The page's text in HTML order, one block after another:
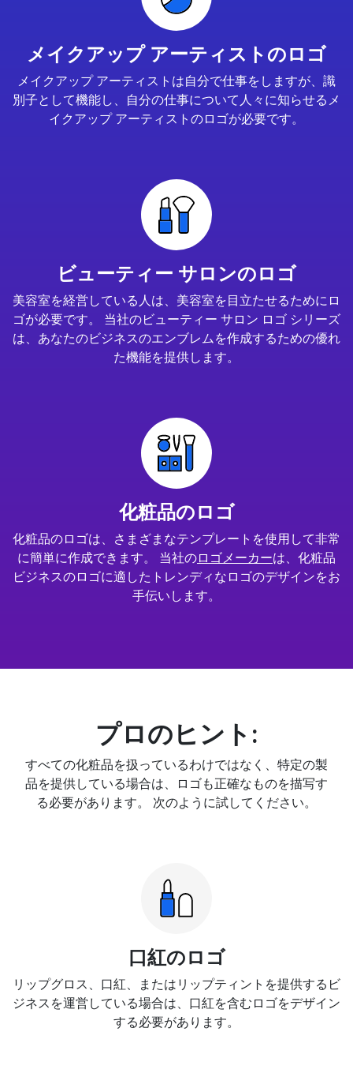
メイクアップ アーティストのロゴ
メイクアップ アーティストは自分で仕事をしますが、識
別子として機能し、自分の仕事について人々に知らせるメ
イクアップ アーティストのロゴが必要です。
ビューティー サロンのロゴ
美容室を経営している人は、美容室を目立たせるためにロ
ゴが必要です。 当社のビューティー サロン ロゴ シリーズ
は、あなたのビジネスのエンブレムを作成するための優れ
た機能を提供します。
化粧品のロゴ
化粧品のロゴは、さまざまなテンプレートを使用して非常
に簡単に作成できます。 当社のロゴメーカーは、化粧品
ビジネスのロゴに適したトレンディなロゴのデザインをお
手伝いします。
プロのヒント:
すべての化粧品を扱っているわけではなく、特定の製
品を提供している場合は、ロゴも正確なものを描写す
る必要があります。 次のように試してください。
口紅のロゴ
リップグロス、口紅、またはリップティントを提供するビ
ジネスを運営している場合は、口紅を含むロゴをデザイン
する必要があります。